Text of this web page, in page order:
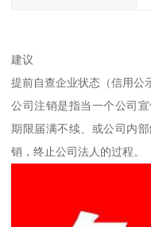
建议
提前自查企业状态（信用公
公司注销是指当一个公司
期限届满不续、或公司内
销，终止公司法人的过程。